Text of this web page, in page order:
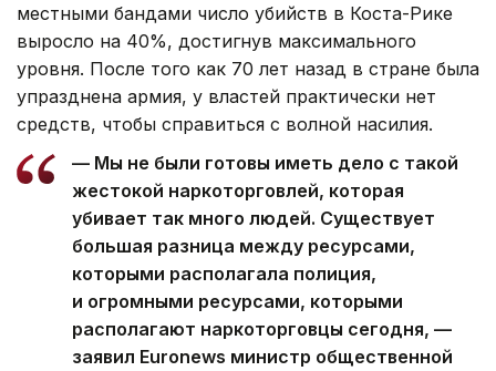
местными бандами число убийств в Коста-Рике
выросло на 40%, достигнув максимального
уровня. После того как 70 лет назад в стране была
упразднена армия, у властей практически нет
средств, чтобы справиться с волной насилия.
— Мы не были готовы иметь дело с такой
жестокой наркоторговлей, которая
убивает так много людей. Существует
большая разница между ресурсами,
которыми располагала полиция,
и огромными ресурсами, которыми
располагают наркоторговцы сегодня, —
заявил Euronews министр общественной